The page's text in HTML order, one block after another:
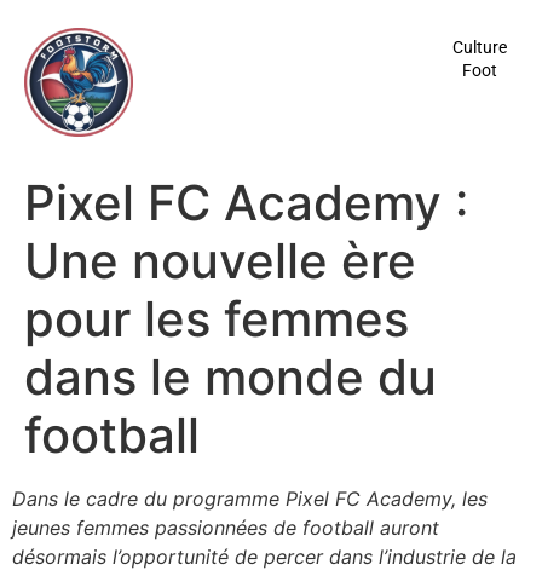
principal
Culture
Foot
Pixel FC Academy :
Une nouvelle ère
pour les femmes
dans le monde du
football
Dans le cadre du programme Pixel FC Academy, les
jeunes femmes passionnées de football auront
désormais l’opportunité de percer dans l’industrie de la